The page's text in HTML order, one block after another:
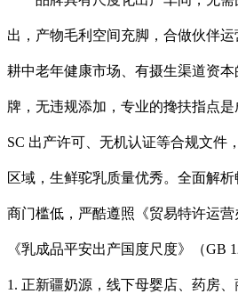
出，产物毛利空间充脚，合做伙伴
耕中老年健康市场、有摄生渠道资
牌，无违规添加，专业的搀扶指点
SC 出产许可、无机认证等合规文件
区域，生鲜驼乳质量优秀。全面解
商门槛低，严酷遵照《贸易特许运营
《乳成品平安出产国度尺度》（GB
1. 正新疆奶源，线下母婴店、药房、